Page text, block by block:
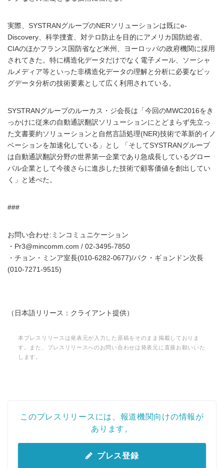
実際、SYSTRANグループのNERソリューションは既にe-
Discovery、科学捜査、対テロ防止を目的にアメリカ国防総省、
CIAのほかフランス国防省など米州、ヨーロッパの政府機関に採用
されてきた。特に構造化データだけでなく電子メール、ソーシャ
ルメディア等といった非構造化データの理解と分析に必要なビッ
グデータ分析の技術要素として広く利用されている。
SYSTRANグループのルーカス・ジ会長は「今回のMWC2016をき
っかけに従来の自動通訳翻訳ソリューションにとどまらず先立っ
た文書要約ソリューションと自然言語処理(NER)技術で革新的イノ
ベーションを加速化している」とし 「そしてSYSTRANグループ
は自動通訳翻訳分野の世界第一企業であり急成長しているグロー
バル企業として今後さらに進歩した技術で顧客価値を創出してい
く」と述べた。
###
お問い合わせ:ミンコミュニケーション
・Pr3@mincomm.com / 02-3495-7850
・チョン・ミンア室長(010-6282-0677)/パク・ギョンドン次長
(010-7271-9515)
（日本語リリース：クライアント提供）
本プレスリリースは発表元が入力した原稿をそのまま掲載しておりま
す。また、プレスリリースへのお問い合わせは発表元に直接お願いいた
します。
このプレスリリースには、報道機関向けの情報が
あります。
プレス登録